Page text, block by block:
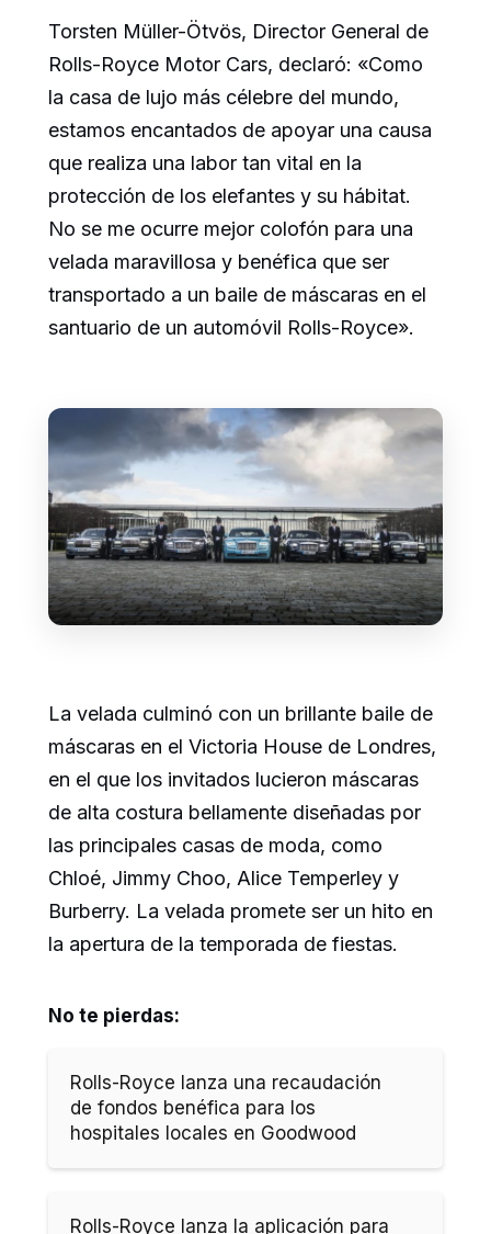
Torsten Müller-Ötvös, Director General de
Rolls-Royce Motor Cars, declaró: «Como
la casa de lujo más célebre del mundo,
estamos encantados de apoyar una causa
que realiza una labor tan vital en la
protección de los elefantes y su hábitat.
No se me ocurre mejor colofón para una
velada maravillosa y benéfica que ser
transportado a un baile de máscaras en el
santuario de un automóvil Rolls-Royce».
La velada culminó con un brillante baile de
máscaras en el Victoria House de Londres,
en el que los invitados lucieron máscaras
de alta costura bellamente diseñadas por
las principales casas de moda, como
Chloé, Jimmy Choo, Alice Temperley y
Burberry. La velada promete ser un hito en
la apertura de la temporada de fiestas.
No te pierdas:
Rolls-Royce lanza una recaudación
de fondos benéfica para los
hospitales locales en Goodwood
Rolls-Royce lanza la aplicación para